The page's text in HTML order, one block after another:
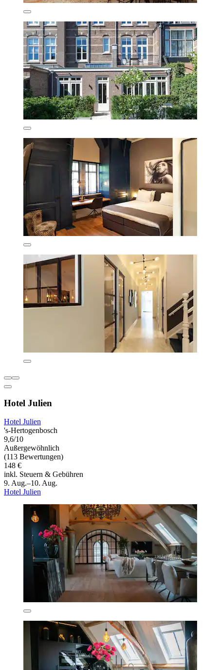
Hotel Julien
Hotel Julien
's-Hertogenbosch
9,6/10
Außergewöhnlich
(113 Bewertungen)
148 €
inkl. Steuern & Gebühren
9. Aug.–10. Aug.
Hotel Julien